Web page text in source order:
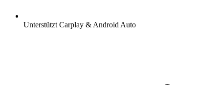
Unterstützt Carplay & Android Auto